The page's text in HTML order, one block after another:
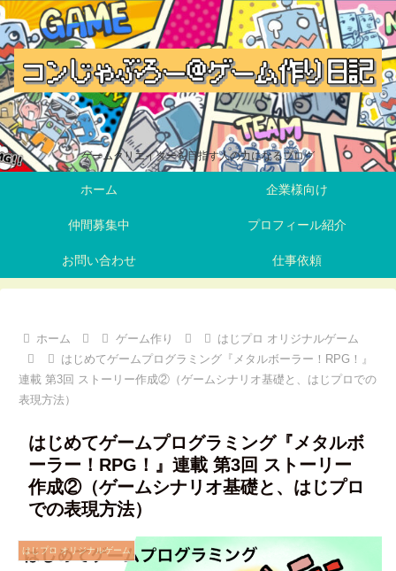
ゲームクリエイターを目指す人の力になるブログ
ホーム 企業様向け
仲間募集中 プロフィール紹介
お問い合わせ 仕事依頼
ホーム ゲーム作り
はじプロ オリジナルゲーム
はじめてゲームプログラミング『メタルボーラー！RPG！』
連載 第3回 ストーリー作成②（ゲームシナリオ基礎と、はじプロでの
表現方法）
はじめてゲームプログラミング『メタルボ
ーラー！RPG！』連載 第3回 ストーリー
作成②（ゲームシナリオ基礎と、はじプロ
での表現方法）
はじプロ オリジナルゲーム